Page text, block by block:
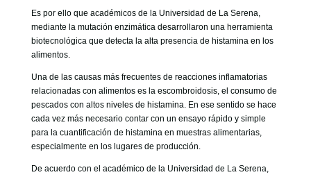
Es por ello que académicos de la Universidad de La Serena,
mediante la mutación enzimática desarrollaron una herramienta
biotecnológica que detecta la alta presencia de histamina en los
alimentos.
Una de las causas más frecuentes de reacciones inflamatorias
relacionadas con alimentos es la escombroidosis, el consumo de
pescados con altos niveles de histamina. En ese sentido se hace
cada vez más necesario contar con un ensayo rápido y simple
para la cuantificación de histamina en muestras alimentarias,
especialmente en los lugares de producción.
De acuerdo con el académico de la Universidad de La Serena,